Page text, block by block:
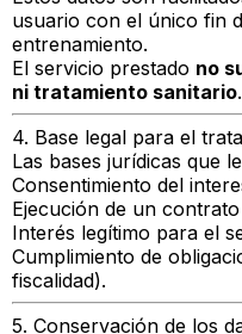
usuario con el único fin
entrenamiento.
El servicio prestado no
ni tratamiento sanitario.
4. Base legal para el
Las bases jurídicas que
Consentimiento del
Ejecución de un
Interés legítimo para el
Cumplimiento de
fiscalidad).
5. Conservación de los